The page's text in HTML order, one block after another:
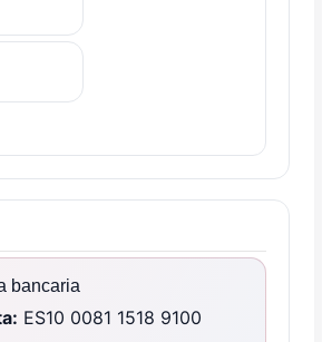
bancaria
ES10 0081 1518 9100